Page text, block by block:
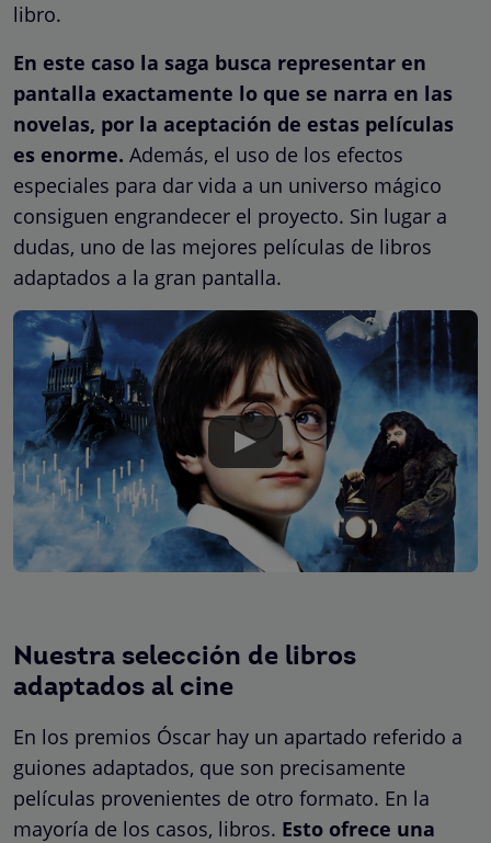
libro.
En este caso la saga busca representar en
pantalla exactamente lo que se narra en las
novelas, por la aceptación de estas películas
es enorme. Además, el uso de los efectos
especiales para dar vida a un universo mágico
consiguen engrandecer el proyecto. Sin lugar a
dudas, uno de las mejores películas de libros
adaptados a la gran pantalla.
Nuestra selección de libros
adaptados al cine
En los premios Óscar hay un apartado referido a
guiones adaptados, que son precisamente
películas provenientes de otro formato. En la
mayoría de los casos, libros. Esto ofrece una